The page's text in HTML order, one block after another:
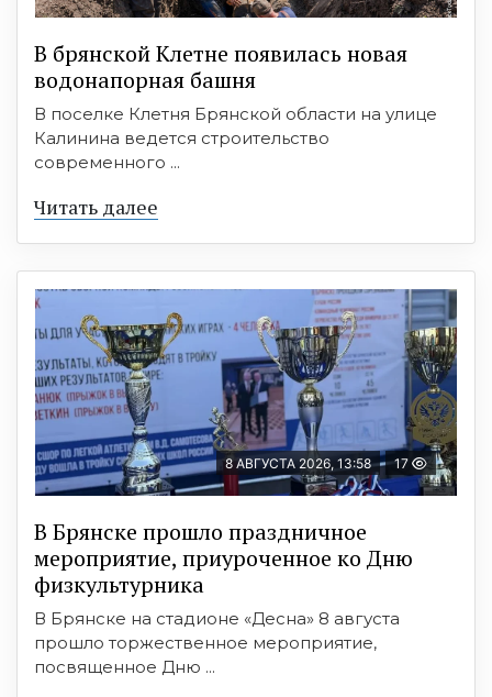
В брянской Клетне появилась новая
водонапорная башня
В поселке Клетня Брянской области на улице
Калинина ведется строительство
современного ...
Читать далее
8 АВГУСТА 2026, 13:58 17
В Брянске прошло праздничное
мероприятие, приуроченное ко Дню
физкультурника
В Брянске на стадионе «Десна» 8 августа
прошло торжественное мероприятие,
посвященное Дню ...